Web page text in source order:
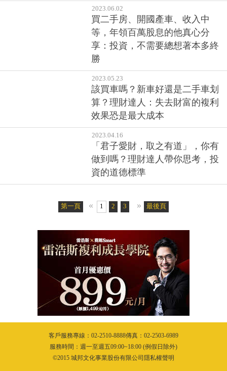
2023.06.02
買二手房、開國產車、收入中
等，年領百萬股息的他真心分
享：投資，不需要總想著本多終
勝
2023.05.23
該買車嗎？新車好還是二手車划
算？理財達人：失去財富的複利
效果恐是最大成本
2023.04.16
「君子愛財，取之有道」，你有
做到嗎？理財達人帶你思考，投
資的道德標準
第一頁 « 1 2 3 4 5 6
» 最後頁
客戶服務專線：02-2510-8888傳真：02-2503-6989
服務時間：週一至週五09:00~18:00 (例假日除外)
©2015 城邦文化事業股份有限公司隱私權聲明